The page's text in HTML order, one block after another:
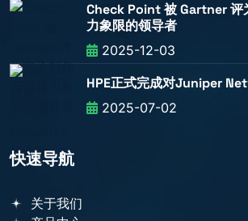
Check Point 被 Gartner 评
力象限的领导者
2025-12-03
HPE正式完成对Juniper
2025-07-02
快速导航
关于我们